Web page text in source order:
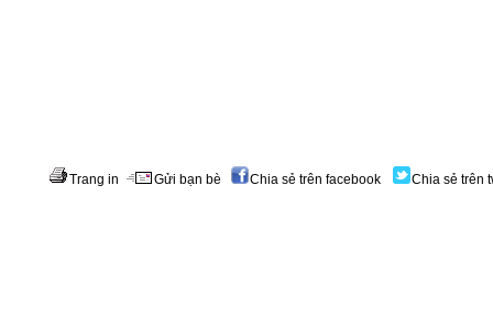
Trang in Gửi bạn bè Chia sẻ trên facebook Chia sẻ trên